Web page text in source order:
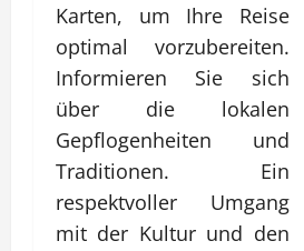
Karten, um Ihre Reise
optimal vorzubereiten.
Informieren Sie sich
über die lokalen
Gepflogenheiten und
Traditionen. Ein
respektvoller Umgang
mit der Kultur und den